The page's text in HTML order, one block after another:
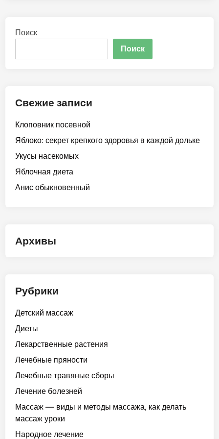
Поиск
Поиск
Свежие записи
Клоповник посевной
Яблоко: секрет крепкого здоровья в каждой дольке
Укусы насекомых
Яблочная диета
Анис обыкновенный
Архивы
Рубрики
Детский массаж
Диеты
Лекарственные растения
Лечебные пряности
Лечебные травяные сборы
Лечение болезней
Массаж — виды и методы массажа, как делать
массаж уроки
Народное лечение